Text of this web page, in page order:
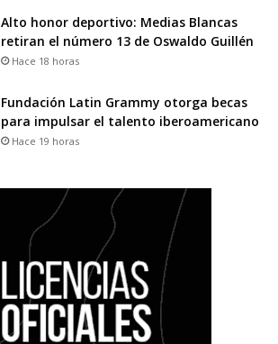
Alto honor deportivo: Medias Blancas
retiran el número 13 de Oswaldo Guillén
Hace 18 horas
Fundación Latin Grammy otorga becas
para impulsar el talento iberoamericano
Hace 19 horas